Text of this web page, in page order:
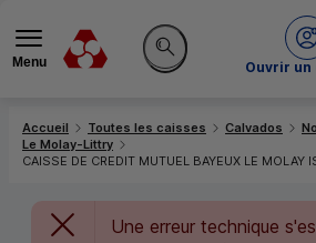
Menu
Rechercher sur le site
Ouvrir un
Accueil Toutes les caisses Calvados
Le Molay-Littry
CAISSE DE CREDIT MUTUEL BAYEUX LE MOLAY
Une erreur technique